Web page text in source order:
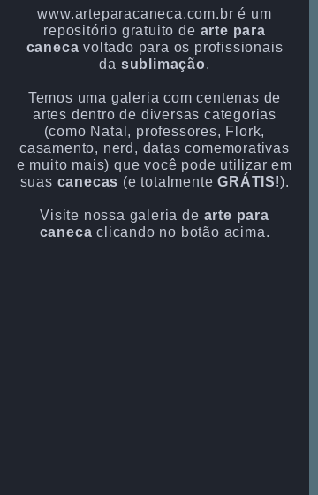
www.arteparacaneca.com.br é um
repositório gratuito de arte para
caneca voltado para os profissionais
da sublimação.
Temos uma galeria com centenas de
artes dentro de diversas categorias
(como Natal, professores, Flork,
casamento, nerd, datas comemorativas
e muito mais) que você pode utilizar em
suas canecas (e totalmenteGRÁTIS!).
Visite nossa galeria de arte para
caneca clicando no botão acima.